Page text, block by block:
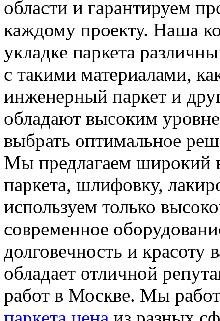
области и гарантируем
каждому проекту. Наша
укладке паркета
с такими материалами,
инженерный паркет и
обладают высоким
выбрать оптимальное
Мы предлагаем широкий
паркета, шлифовку,
используем только
современное
долговечность и
обладает отличной
работ в Москве. Мы